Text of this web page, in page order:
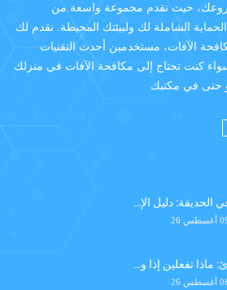
حيث نقدم مجموعة واسعة من
الشاملة لك ولبيئتك المحيطة. نقدم لك
الآفات، مستخدمين أحدث التقنيات
سواء كنت تحتاج إلى مكافحة الآفات في منزلك
حتى في مكتبك
الحديقة: دليل الإ…
26
ماذا تفعلين إذا و…
26